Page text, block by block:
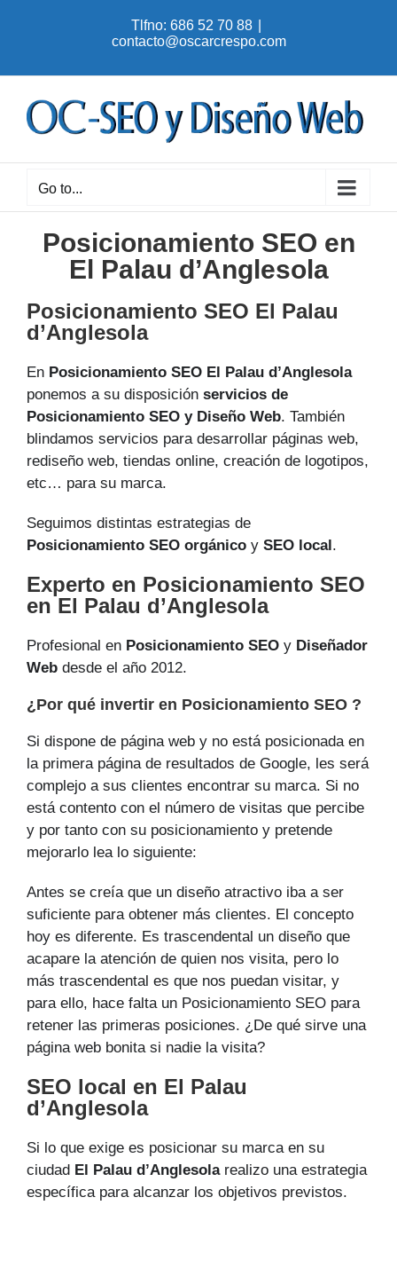
Tlfno: 686 52 70 88
contacto@oscarcrespo.com
Go to...
Posicionamiento SEO en
El Palau d’Anglesola
Posicionamiento SEO El Palau
d’Anglesola
En Posicionamiento SEO El Palau d’Anglesola
ponemos a su disposición servicios de
Posicionamiento SEO y Diseño Web. También
blindamos servicios para desarrollar páginas web,
rediseño web, tiendas online, creación de logotipos,
etc… para su marca.
Seguimos distintas estrategias de
Posicionamiento SEO orgánico y SEO local .
Experto en Posicionamiento SEO
en El Palau d’Anglesola
Profesional en Posicionamiento SEO y Diseñador
Web desde el año 2012.
¿Por qué invertir en Posicionamiento SEO ?
Si dispone de página web y no está posicionada en
la primera página de resultados de Google, les será
complejo a sus clientes encontrar su marca. Si no
está contento con el número de visitas que percibe
y por tanto con su posicionamiento y pretende
mejorarlo lea lo siguiente:
Antes se creía que un diseño atractivo iba a ser
suficiente para obtener más clientes. El concepto
hoy es diferente. Es trascendental un diseño que
acapare la atención de quien nos visita, pero lo
más trascendental es que nos puedan visitar, y
para ello, hace falta un Posicionamiento SEO para
retener las primeras posiciones. ¿De qué sirve una
página web bonita si nadie la visita?
SEO local en El Palau
d’Anglesola
Si lo que exige es posicionar su marca en su
ciudad El Palau d’Anglesolarealizo una estrategia
específica para alcanzar los objetivos previstos.